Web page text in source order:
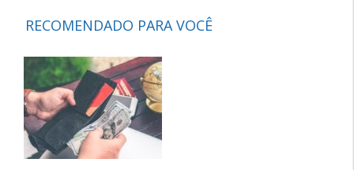
RECOMENDADO PARA VOCÊ